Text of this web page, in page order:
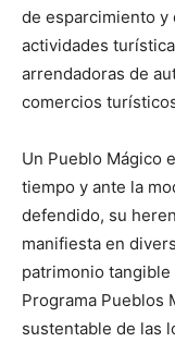
de esparcimiento y
actividades
arrendadoras de
comercios
Un Pueblo Mágico
tiempo y ante la
defendido, su
manifiesta en
patrimonio
Programa Pueblos
sustentable de las